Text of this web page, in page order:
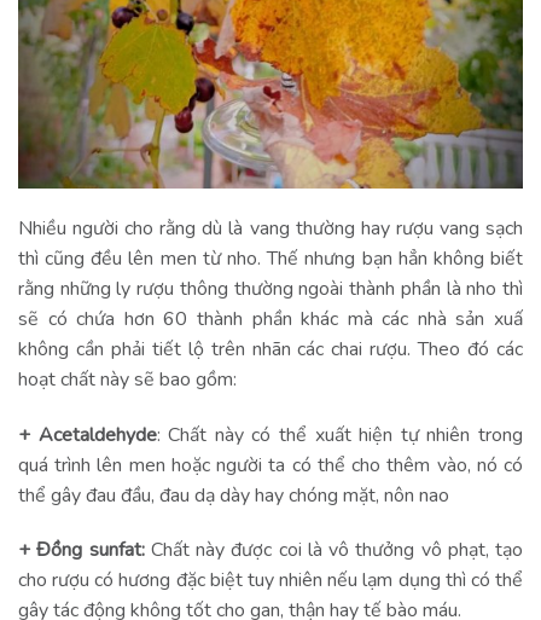
Nhiều người cho rằng dù là vang thường hay rượu vang sạch
thì cũng đều lên men từ nho. Thế nhưng bạn hẳn không biết
rằng những ly rượu thông thường ngoài thành phần là nho thì
sẽ có chứa hơn 60 thành phần khác mà các nhà sản xuấ
không cần phải tiết lộ trên nhãn các chai rượu. Theo đó các
hoạt chất này sẽ bao gồm:
+ Acetaldehyde: Chất này có thể xuất hiện tự nhiên trong
quá trình lên men hoặc người ta có thể cho thêm vào, nó có
thể gây đau đầu, đau dạ dày hay chóng mặt, nôn nao
+ Đồng sunfat:Chất này được coi là vô thưởng vô phạt, tạo
cho rượu có hương đặc biệt tuy nhiên nếu lạm dụng thì có thể
gây tác động không tốt cho gan, thận hay tế bào máu.